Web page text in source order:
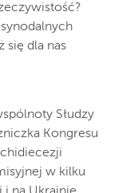
się dla nas
Słudzy
Kongresu
w kilku